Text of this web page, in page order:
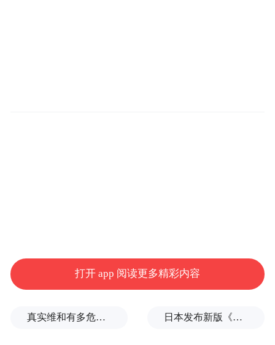
打开 app 阅读更多精彩内容
真实维和有多危险？ 日本发布新版《防卫白皮书》，俄罗斯强硬警告